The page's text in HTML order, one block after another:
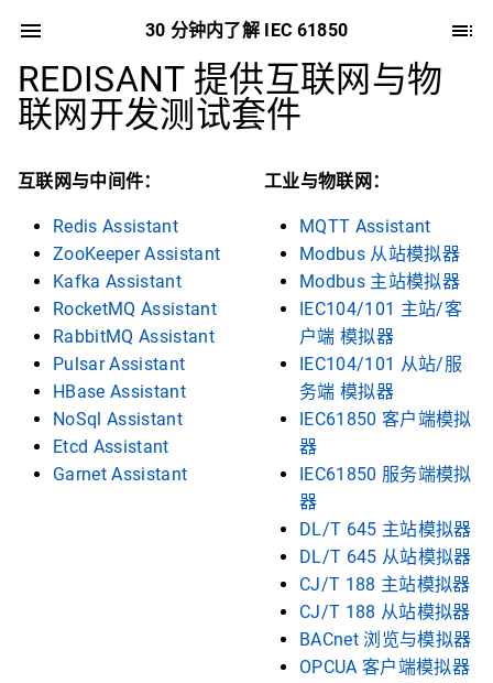
30 分钟内了解 IEC 61850
REDISANT 提供互联网与物
联网开发测试套件
互联网与中间件：
Redis Assistant
ZooKeeper Assistant
Kafka Assistant
RocketMQ Assistant
RabbitMQ Assistant
Pulsar Assistant
HBase Assistant
NoSql Assistant
Etcd Assistant
Garnet Assistant
工业与物联网：
MQTT Assistant
Modbus 从站模拟器
Modbus 主站模拟器
IEC104/101 主站/客
户端 模拟器
IEC104/101 从站/服
务端 模拟器
IEC61850 客户端模拟
器
IEC61850 服务端模拟
器
DL/T 645 主站模拟器
DL/T 645 从站模拟器
CJ/T 188 主站模拟器
CJ/T 188 从站模拟器
BACnet 浏览与模拟器
OPCUA 客户端模拟器